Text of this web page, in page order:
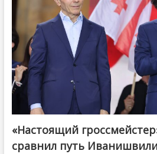
@ქართული ოცნება / Georgian Dream
«Настоящий
сравнил путь